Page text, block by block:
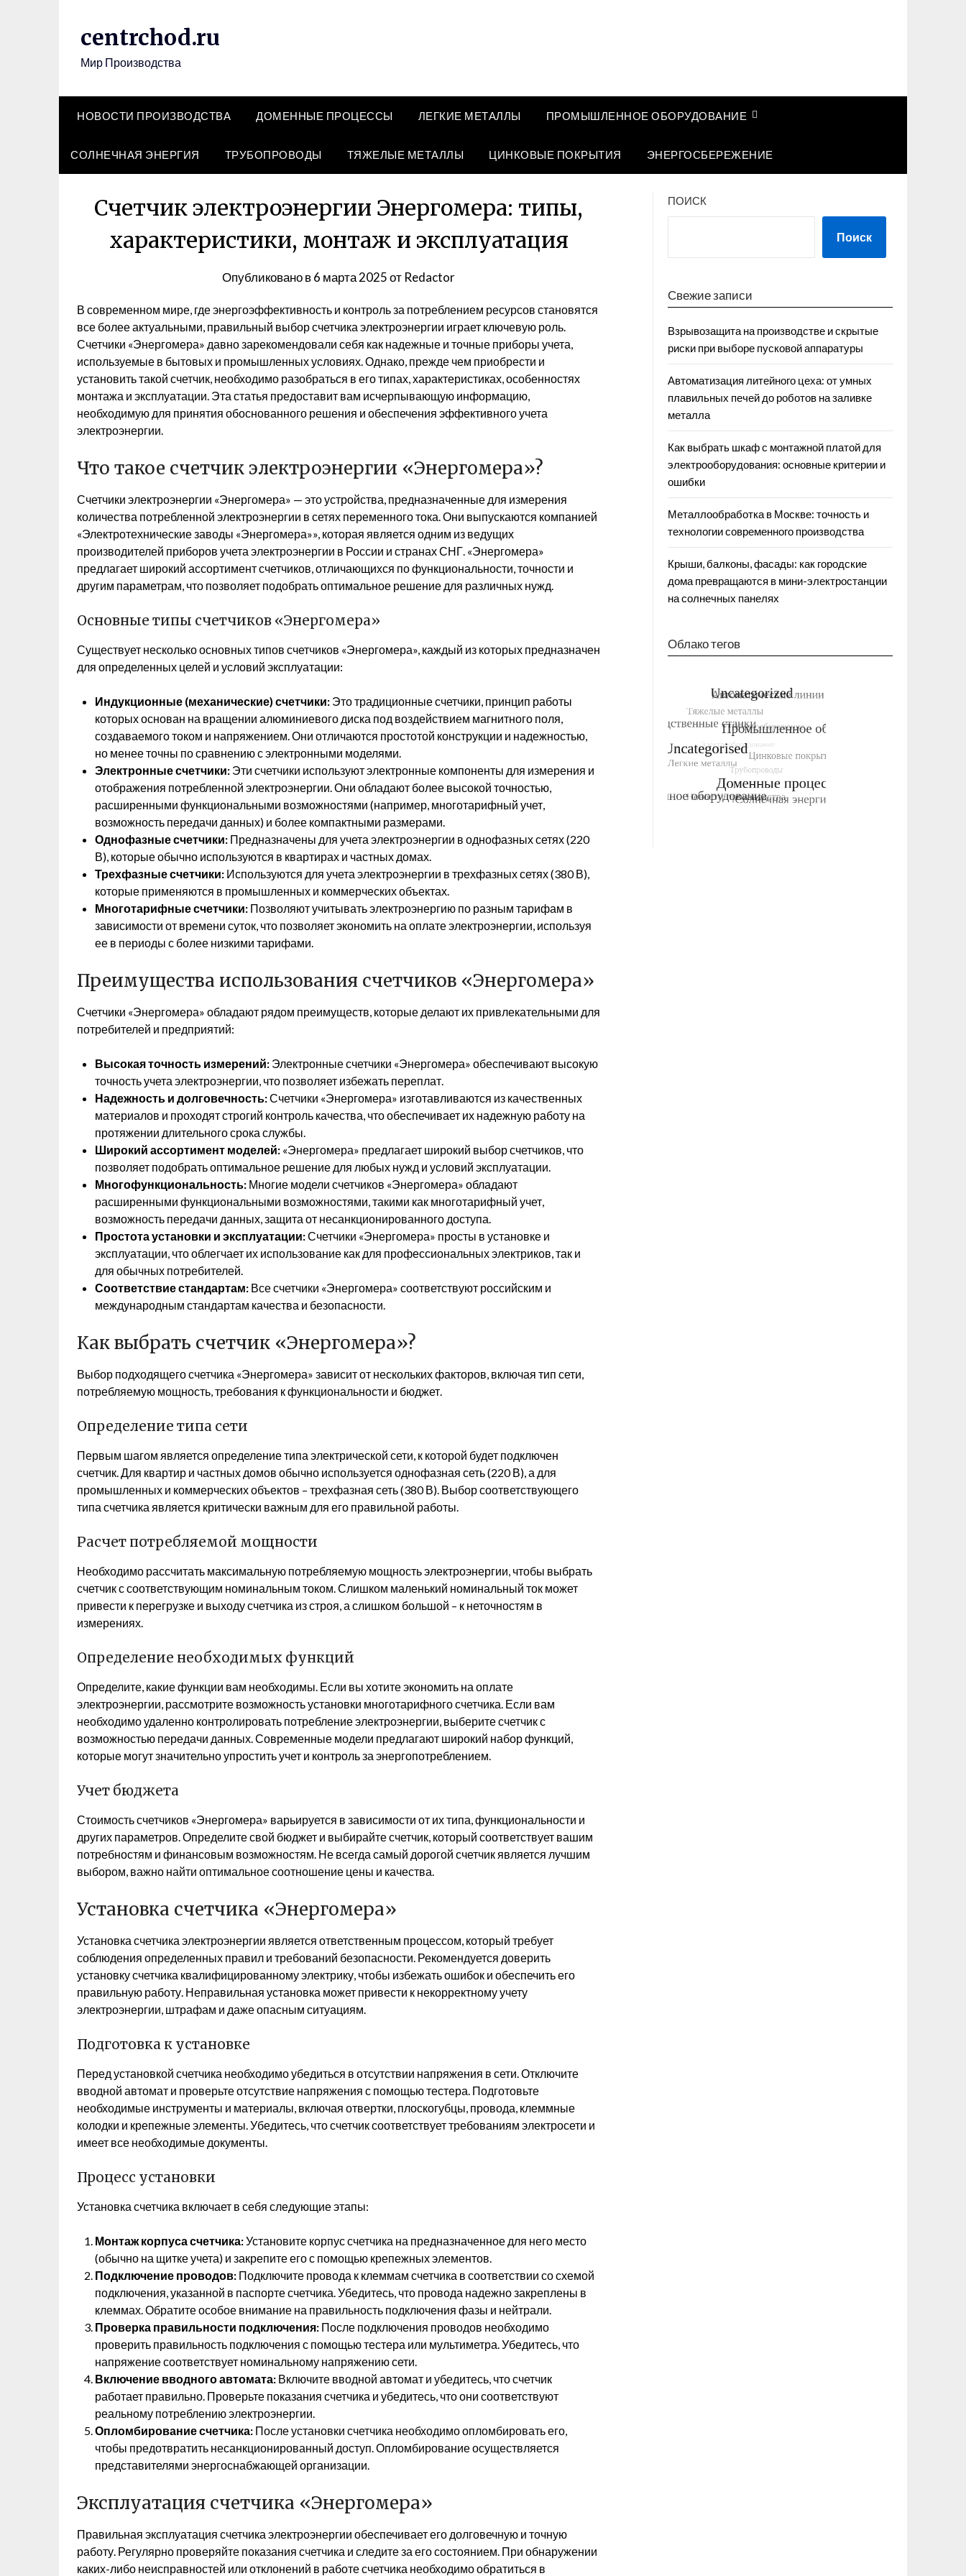
centrchod.ru
Мир Производства
НОВОСТИ ПРОИЗВОДСТВА ДОМЕННЫЕ ПРОЦЕССЫ ЛЕГКИЕ МЕТАЛЛЫ ПРОМЫШЛЕННОЕ ОБОРУДОВАНИЕ
СОЛНЕЧНАЯ ЭНЕРГИЯ ТРУБОПРОВОДЫ ТЯЖЕЛЫЕ МЕТАЛЛЫ ЦИНКОВЫЕ ПОКРЫТИЯ ЭНЕРГОСБЕРЕЖЕНИЕ
Счетчик электроэнергии Энергомера: типы,
характеристики, монтаж и эксплуатация
Опубликовано в6 марта 2025от Redactor
В современном мире, где энергоэффективность и контроль за потреблением ресурсов становятся
все более актуальными, правильный выбор счетчика электроэнергии играет ключевую роль.
Счетчики «Энергомера» давно зарекомендовали себя как надежные и точные приборы учета,
используемые в бытовых и промышленных условиях. Однако, прежде чем приобрести и
установить такой счетчик, необходимо разобраться в его типах, характеристиках, особенностях
монтажа и эксплуатации. Эта статья предоставит вам исчерпывающую информацию,
необходимую для принятия обоснованного решения и обеспечения эффективного учета
электроэнергии.
Что такое счетчик электроэнергии «Энергомера»?
Счетчики электроэнергии «Энергомера» — это устройства, предназначенные для измерения
количества потребленной электроэнергии в сетях переменного тока. Они выпускаются компанией
«Электротехнические заводы «Энергомера»», которая является одним из ведущих
производителей приборов учета электроэнергии в России и странах СНГ. «Энергомера»
предлагает широкий ассортимент счетчиков, отличающихся по функциональности, точности и
другим параметрам, что позволяет подобрать оптимальное решение для различных нужд.
Основные типы счетчиков «Энергомера»
Существует несколько основных типов счетчиков «Энергомера», каждый из которых предназначен
для определенных целей и условий эксплуатации:
Индукционные (механические) счетчики: Это традиционные счетчики, принцип работы
которых основан на вращении алюминиевого диска под воздействием магнитного поля,
создаваемого током и напряжением. Они отличаются простотой конструкции и надежностью,
но менее точны по сравнению с электронными моделями.
Электронные счетчики: Эти счетчики используют электронные компоненты для измерения и
отображения потребленной электроэнергии. Они обладают более высокой точностью,
расширенными функциональными возможностями (например, многотарифный учет,
возможность передачи данных) и более компактными размерами.
Однофазные счетчики: Предназначены для учета электроэнергии в однофазных сетях (220
В), которые обычно используются в квартирах и частных домах.
Трехфазные счетчики: Используются для учета электроэнергии в трехфазных сетях (380 В),
которые применяются в промышленных и коммерческих объектах.
Многотарифные счетчики: Позволяют учитывать электроэнергию по разным тарифам в
зависимости от времени суток, что позволяет экономить на оплате электроэнергии, используя
ее в периоды с более низкими тарифами.
Преимущества использования счетчиков «Энергомера»
Счетчики «Энергомера» обладают рядом преимуществ, которые делают их привлекательными для
потребителей и предприятий:
Высокая точность измерений: Электронные счетчики «Энергомера» обеспечивают высокую
точность учета электроэнергии, что позволяет избежать переплат.
Надежность и долговечность:Счетчики «Энергомера» изготавливаются из качественных
материалов и проходят строгий контроль качества, что обеспечивает их надежную работу на
протяжении длительного срока службы.
Широкий ассортимент моделей: «Энергомера» предлагает широкий выбор счетчиков, что
позволяет подобрать оптимальное решение для любых нужд и условий эксплуатации.
Многофункциональность: Многие модели счетчиков «Энергомера» обладают
расширенными функциональными возможностями, такими как многотарифный учет,
возможность передачи данных, защита от несанкционированного доступа.
Простота установки и эксплуатации:Счетчики «Энергомера» просты в установке и
эксплуатации, что облегчает их использование как для профессиональных электриков, так и
для обычных потребителей.
Соответствие стандартам: Все счетчики «Энергомера» соответствуют российским и
международным стандартам качества и безопасности.
Как выбрать счетчик «Энергомера»?
Выбор подходящего счетчика «Энергомера» зависит от нескольких факторов, включая тип сети,
потребляемую мощность, требования к функциональности и бюджет.
Определение типа сети
Первым шагом является определение типа электрической сети, к которой будет подключен
счетчик. Для квартир и частных домов обычно используется однофазная сеть (220 В), а для
промышленных и коммерческих объектов – трехфазная сеть (380 В). Выбор соответствующего
типа счетчика является критически важным для его правильной работы.
Расчет потребляемой мощности
Необходимо рассчитать максимальную потребляемую мощность электроэнергии, чтобы выбрать
счетчик с соответствующим номинальным током. Слишком маленький номинальный ток может
привести к перегрузке и выходу счетчика из строя, а слишком большой – к неточностям в
измерениях.
Определение необходимых функций
Определите, какие функции вам необходимы. Если вы хотите экономить на оплате
электроэнергии, рассмотрите возможность установки многотарифного счетчика. Если вам
необходимо удаленно контролировать потребление электроэнергии, выберите счетчик с
возможностью передачи данных. Современные модели предлагают широкий набор функций,
которые могут значительно упростить учет и контроль за энергопотреблением.
Учет бюджета
Стоимость счетчиков «Энергомера» варьируется в зависимости от их типа, функциональности и
других параметров. Определите свой бюджет и выбирайте счетчик, который соответствует вашим
потребностям и финансовым возможностям. Не всегда самый дорогой счетчик является лучшим
выбором, важно найти оптимальное соотношение цены и качества.
Установка счетчика «Энергомера»
Установка счетчика электроэнергии является ответственным процессом, который требует
соблюдения определенных правил и требований безопасности. Рекомендуется доверить
установку счетчика квалифицированному электрику, чтобы избежать ошибок и обеспечить его
правильную работу. Неправильная установка может привести к некорректному учету
электроэнергии, штрафам и даже опасным ситуациям.
Подготовка к установке
Перед установкой счетчика необходимо убедиться в отсутствии напряжения в сети. Отключите
вводной автомат и проверьте отсутствие напряжения с помощью тестера. Подготовьте
необходимые инструменты и материалы, включая отвертки, плоскогубцы, провода, клеммные
колодки и крепежные элементы. Убедитесь, что счетчик соответствует требованиям электросети и
имеет все необходимые документы.
Процесс установки
Установка счетчика включает в себя следующие этапы:
Монтаж корпуса счетчика:Установите корпус счетчика на предназначенное для него место
(обычно на щитке учета) и закрепите его с помощью крепежных элементов.
Подключение проводов: Подключите провода к клеммам счетчика в соответствии со схемой
подключения, указанной в паспорте счетчика. Убедитесь, что провода надежно закреплены в
клеммах. Обратите особое внимание на правильность подключения фазы и нейтрали.
Проверка правильности подключения: После подключения проводов необходимо
проверить правильность подключения с помощью тестера или мультиметра. Убедитесь, что
напряжение соответствует номинальному напряжению сети.
Включение вводного автомата: Включите вводной автомат и убедитесь, что счетчик
работает правильно. Проверьте показания счетчика и убедитесь, что они соответствуют
реальному потреблению электроэнергии.
Опломбирование счетчика: После установки счетчика необходимо опломбировать его,
чтобы предотвратить несанкционированный доступ. Опломбирование осуществляется
представителями энергоснабжающей организации.
Эксплуатация счетчика «Энергомера»
Правильная эксплуатация счетчика электроэнергии обеспечивает его долговечную и точную
работу. Регулярно проверяйте показания счетчика и следите за его состоянием. При обнаружении
каких-либо неисправностей или отклонений в работе счетчика необходимо обратиться в
ПОИСК
Поиск
Свежие записи
Взрывозащита на производстве и скрытые
риски при выборе пусковой аппаратуры
Автоматизация литейного цеха: от умных
плавильных печей до роботов на заливке
металла
Как выбрать шкаф с монтажной платой для
электрооборудования: основные критерии и
ошибки
Металлообработка в Москве: точность и
технологии современного производства
Крыши, балконы, фасады: как городские
дома превращаются в мини-электростанции
на солнечных панелях
Облако тегов